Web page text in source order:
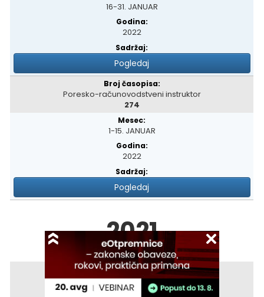
16-31. JANUAR
2022
Pogledaj
Poresko-računovodstveni instruktor
274
1-15. JANUAR
2022
Pogledaj
2021
Poresko-računovodstveni instruktor
272/273